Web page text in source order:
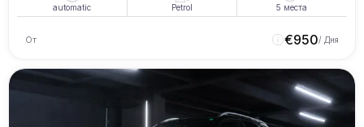
automatic Petrol 5 места
От €950/ Дня